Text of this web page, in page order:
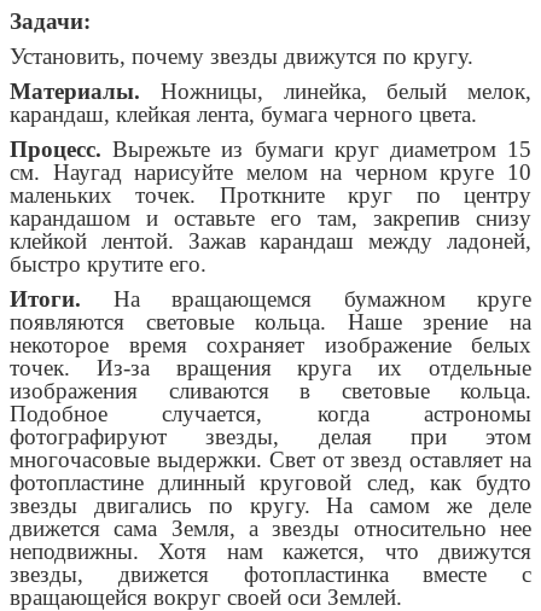
Задачи:
Установить, почему звезды движутся по кругу.
Материалы. Ножницы, линейка, белый мелок,
карандаш, клейкая лента, бумага черного цвета.
Процесс.Вырежьте из бумаги круг диаметром 15
см. Наугад нарисуйте мелом на черном круге 10
маленьких точек. Проткните круг по центру
карандашом и оставьте его там, закрепив снизу
клейкой лентой. Зажав карандаш между ладоней,
быстро крутите его.
Итоги. На вращающемся бумажном круге
появляются световые кольца. Наше зрение на
некоторое время сохраняет изображение белых
точек. Из-за вращения круга их отдельные
изображения сливаются в световые кольца.
Подобное случается, когда астрономы
фотографируют звезды, делая при этом
многочасовые выдержки. Свет от звезд оставляет на
фотопластине длинный круговой след, как будто
звезды двигались по кругу. На самом же деле
движется сама Земля, а звезды относительно нее
неподвижны. Хотя нам кажется, что движутся
звезды, движется фотопластинка вместе с
вращающейся вокруг своей оси Землей.